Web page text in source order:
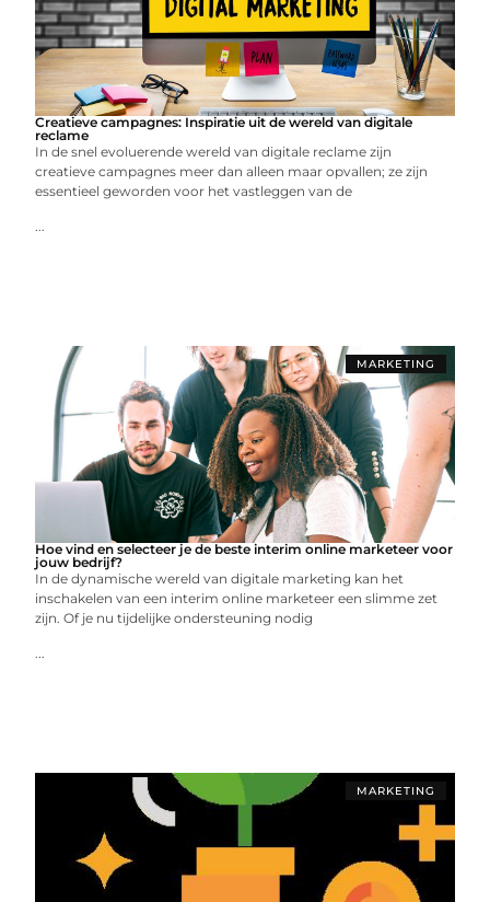
Creatieve campagnes: Inspiratie uit de wereld van digitale
reclame
In de snel evoluerende wereld van digitale reclame zijn
creatieve campagnes meer dan alleen maar opvallen; ze zijn
essentieel geworden voor het vastleggen van de
...
MARKETING
Hoe vind en selecteer je de beste interim online marketeer voor
jouw bedrijf?
In de dynamische wereld van digitale marketing kan het
inschakelen van een interim online marketeer een slimme zet
zijn. Of je nu tijdelijke ondersteuning nodig
...
MARKETING